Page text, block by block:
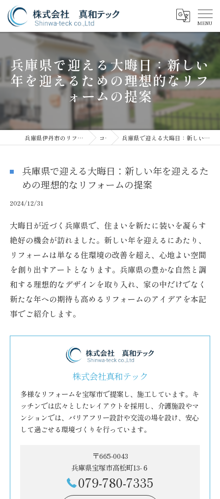
兵庫県で迎える大晦日：新しい
年を迎えるための理想的なリフ
ォームの提案
兵庫県伊丹市のリフォームなら株式会社真和テック コラム 兵庫県で迎える大晦日：新しい年を迎えるための理想的なリフォームの提案
兵庫県で迎える大晦日：新しい年を迎えるた
めの理想的なリフォームの提案
2024/12/31
大晦日が近づく兵庫県で、住まいを新たに装いを凝らす
絶好の機会が訪れました。新しい年を迎えるにあたり、
リフォームは単なる住環境の改善を超え、心地よい空間
を創り出すアートとなります。兵庫県の豊かな自然と調
和する理想的なデザインを取り入れ、家の中だけでなく
新たな年への期待も高めるリフォームのアイデアを本記
事でご紹介します。
株式会社真和テック
多様なリフォームを宝塚市で提案し、施工しています。キ
ッチンでは広々としたレイアウトを採用し、介護施設やマ
ンションでは、バリアフリー設計や交流の場を設け、安心
して過ごせる環境づくりを行っています。
〒665-0043
兵庫県宝塚市高松町13-６
079-780-7335